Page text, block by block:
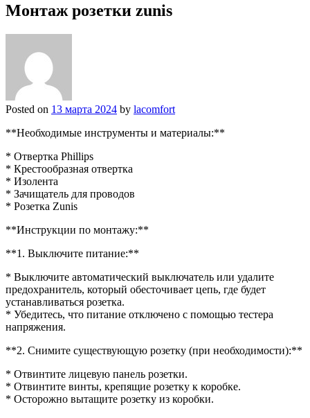
Монтаж розетки zunis
Posted on 13 марта 2024 by lacomfort
**Необходимые инструменты и материалы:**
* Отвертка Phillips
* Крестообразная отвертка
* Изолента
* Зачищатель для проводов
* Розетка Zunis
**Инструкции по монтажу:**
**1. Выключите питание:**
* Выключите автоматический выключатель или удалите
предохранитель, который обесточивает цепь, где будет
устанавливаться розетка.
* Убедитесь, что питание отключено с помощью тестера
напряжения.
**2. Снимите существующую розетку (при необходимости):**
* Отвинтите лицевую панель розетки.
* Отвинтите винты, крепящие розетку к коробке.
* Осторожно вытащите розетку из коробки.